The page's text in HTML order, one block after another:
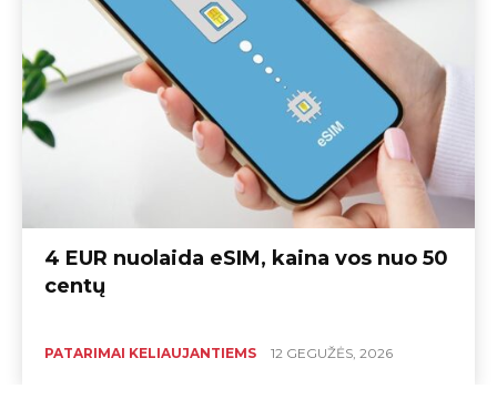
4 EUR nuolaida eSIM, kaina vos nuo 50
centų
PATARIMAI KELIAUJANTIEMS 12 GEGUŽĖS, 2026